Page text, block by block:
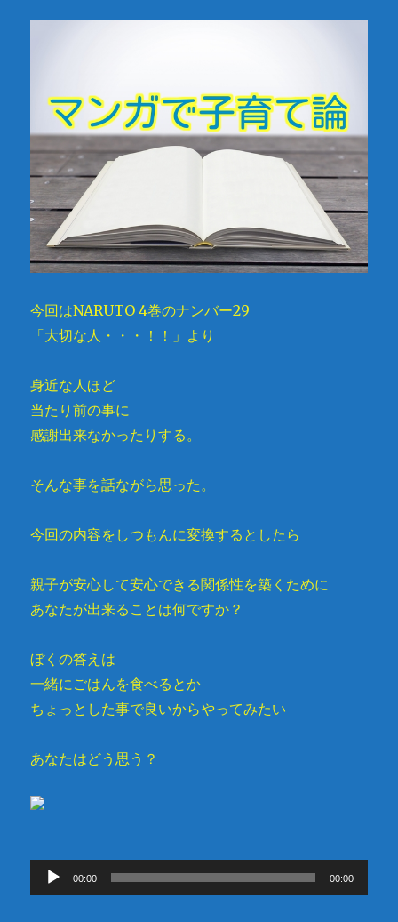
今回はNARUTO 4巻のナンバー29
「大切な人・・・！！」より
身近な人ほど
当たり前の事に
感謝出来なかったりする。
そんな事を話ながら思った。
今回の内容をしつもんに変換するとしたら
親子が安心して安心できる関係性を築くために
あなたが出来ることは何ですか？
ぼくの答えは
一緒にごはんを食べるとか
ちょっとした事で良いからやってみたい
あなたはどう思う？
声
00:00 00:00